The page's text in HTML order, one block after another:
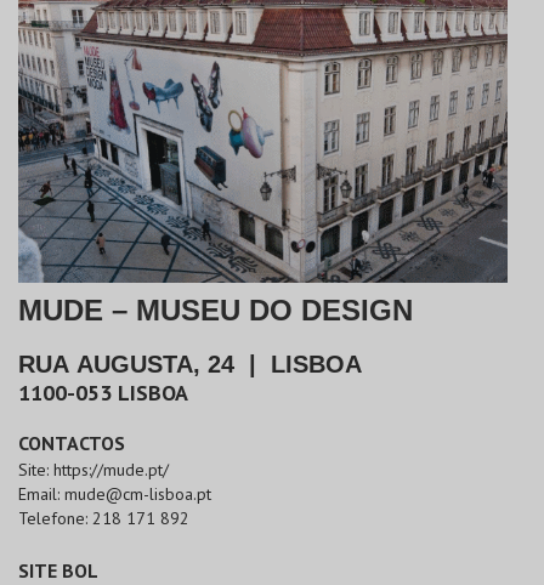
CARTÕES
PRODUTOS
MUDE – MUSEU DO DESIGN
RUA AUGUSTA, 24 LISBOA
1100-053 LISBOA
CONTACTOS
Site: https://mude.pt/
Email: mude@cm-lisboa.pt
Telefone: 218 171 892
SITE BOL